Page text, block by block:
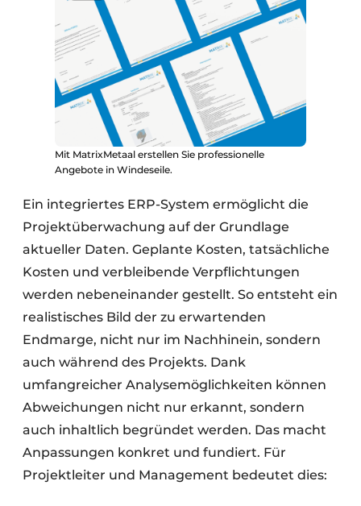
Mit MatrixMetaal erstellen Sie professionelle
Angebote in Windeseile.
Ein integriertes ERP-System ermöglicht die
Projektüberwachung auf der Grundlage
aktueller Daten. Geplante Kosten, tatsächliche
Kosten und verbleibende Verpflichtungen
werden nebeneinander gestellt. So entsteht ein
realistisches Bild der zu erwartenden
Endmarge, nicht nur im Nachhinein, sondern
auch während des Projekts. Dank
umfangreicher Analysemöglichkeiten können
Abweichungen nicht nur erkannt, sondern
auch inhaltlich begründet werden. Das macht
Anpassungen konkret und fundiert. Für
Projektleiter und Management bedeutet dies: